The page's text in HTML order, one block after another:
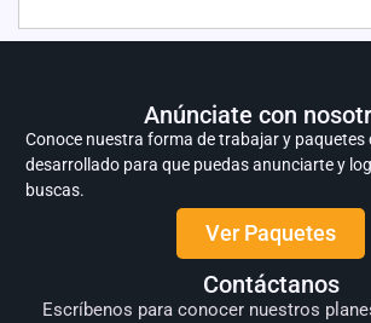
Anúnciate con
Conoce nuestra forma de trabajar y paquetes
desarrollado para que puedas anunciarte y
buscas.
Ver Paquetes
Contáctanos
Escríbenos para conocer nuestros